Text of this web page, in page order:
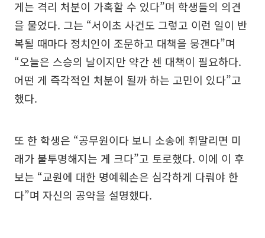
게는 격리 처분이 가혹할 수 있다”며 학생들의 의견
을 물었다. 그는 “서이초 사건도 그렇고 이런 일이 반
복될 때마다 정치인이 조문하고 대책을 뭉갠다”며
“오늘은 스승의 날이지만 약간 센 대책이 필요하다.
어떤 게 즉각적인 처분이 될까 하는 고민이 있다”고
했다.
또 한 학생은 “공무원이다 보니 소송에 휘말리면 미
래가 불투명해지는 게 크다”고 토로했다. 이에 이 후
보는 “교원에 대한 명예훼손은 심각하게 다뤄야 한
다”며 자신의 공약을 설명했다.